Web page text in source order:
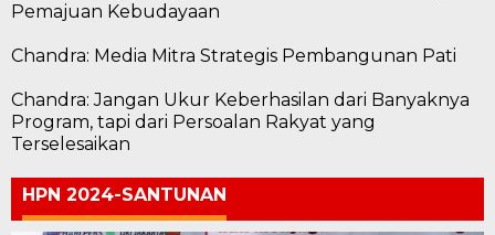
Pemajuan Kebudayaan
Chandra: Media Mitra Strategis Pembangunan Pati
Chandra: Jangan Ukur Keberhasilan dari Banyaknya
Program, tapi dari Persoalan Rakyat yang
Terselesaikan
HPN 2024-SANTUNAN